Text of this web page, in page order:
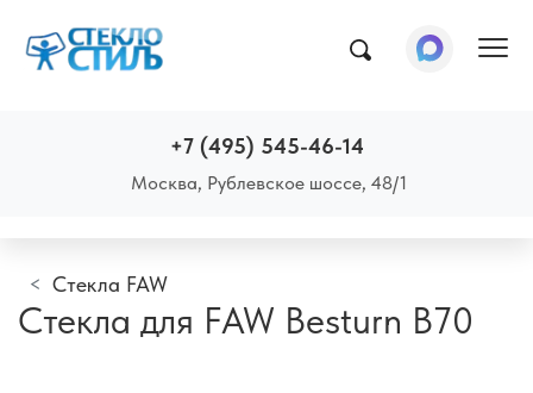
+7 (495) 545-46-14
Москва, Рублевское шоссе, 48/1
Стекла FAW
Стекла для FAW Besturn B70